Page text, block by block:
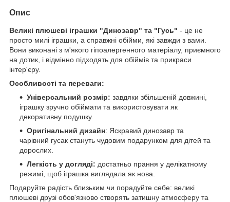
Опис
Великі плюшеві іграшки "Динозавр" та "Гусь" - це не
просто милі іграшки, а справжні обійми, які завжди з вами.
Вони виконані з м'якого гіпоалергенного матеріалу, приємного
на дотик, і відмінно підходять для обіймів та прикраси
інтер'єру.
Особливості та переваги:
Універсальний розмір: завдяки збільшеній довжині,
іграшку зручно обіймати та використовувати як
декоративну подушку.
Оригінальний дизайн: Яскравий динозавр та
чарівний гусак стануть чудовим подарунком для дітей та
дорослих.
Легкість у догляді: достатньо прання у делікатному
режимі, щоб іграшка виглядала як нова.
Подаруйте радість близьким чи порадуйте себе: великі
плюшеві друзі обов'язково створять затишну атмосферу та